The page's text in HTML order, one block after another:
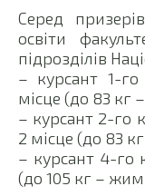
Серед
освіти
підрозділів
– курсант 1-
місце (до 83 кг
– курсант 2-го
2 місце (до 83
– курсант 4-го
(до 105 кг – жим